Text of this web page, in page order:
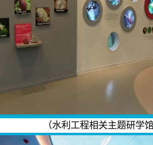
（水利工程相关主题研学